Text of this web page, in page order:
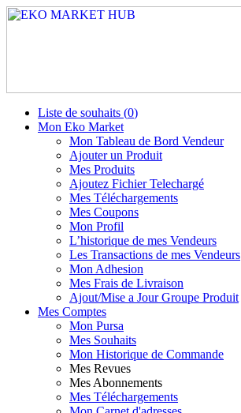
Liste de souhaits (0)
Mon Eko Market
Mon Tableau de Bord Vendeur
Ajouter un Produit
Mes Produits
Ajoutez Fichier Telechargé
Mes Téléchargements
Mes Coupons
Mon Profil
L’historique de mes Vendeurs
Les Transactions de mes Vendeurs
Mon Adhesion
Mes Frais de Livraison
Ajout/Mise a Jour Groupe Produit
Mes Comptes
Mon Pursa
Mes Souhaits
Mon Historique de Commande
Mes Revues
Mes Abonnements
Mes Téléchargements